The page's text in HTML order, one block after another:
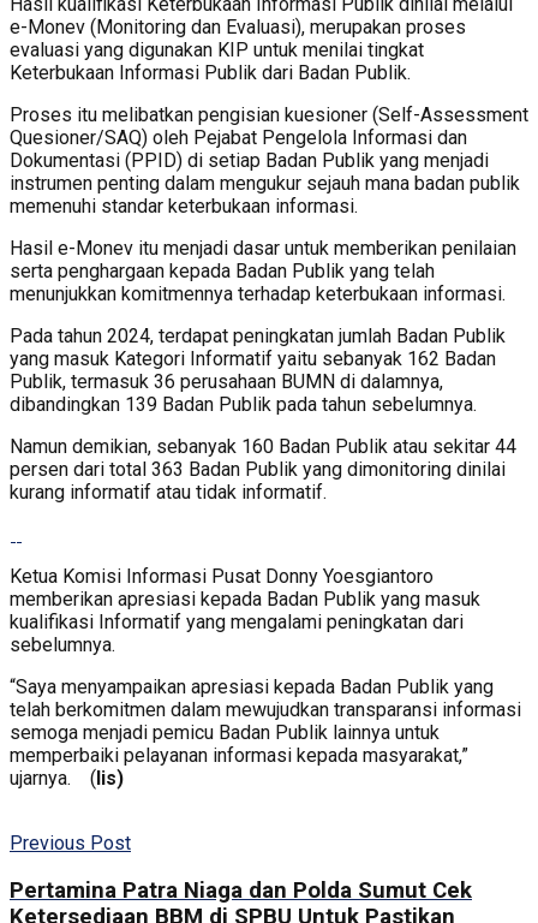
e-Monev (Monitoring dan Evaluasi), merupakan proses
evaluasi yang digunakan KIP untuk menilai tingkat
Keterbukaan Informasi Publik dari Badan Publik.
Proses itu melibatkan pengisian kuesioner (Self-Assessment
Quesioner/SAQ) oleh Pejabat Pengelola Informasi dan
Dokumentasi (PPID) di setiap Badan Publik yang menjadi
instrumen penting dalam mengukur sejauh mana badan publik
memenuhi standar keterbukaan informasi.
Hasil e-Monev itu menjadi dasar untuk memberikan penilaian
serta penghargaan kepada Badan Publik yang telah
menunjukkan komitmennya terhadap keterbukaan informasi.
Pada tahun 2024, terdapat peningkatan jumlah Badan Publik
yang masuk Kategori Informatif yaitu sebanyak 162 Badan
Publik, termasuk 36 perusahaan BUMN di dalamnya,
dibandingkan 139 Badan Publik pada tahun sebelumnya.
Namun demikian, sebanyak 160 Badan Publik atau sekitar 44
persen dari total 363 Badan Publik yang dimonitoring dinilai
kurang informatif atau tidak informatif.
Ketua Komisi Informasi Pusat Donny Yoesgiantoro
memberikan apresiasi kepada Badan Publik yang masuk
kualifikasi Informatif yang mengalami peningkatan dari
sebelumnya.
“Saya menyampaikan apresiasi kepada Badan Publik yang
telah berkomitmen dalam mewujudkan transparansi informasi
semoga menjadi pemicu Badan Publik lainnya untuk
memperbaiki pelayanan informasi kepada masyarakat,”
ujarnya. ( lis)
Previous Post
Pertamina Patra Niaga dan Polda Sumut Cek
Ketersediaan BBM di SPBU Untuk Pastikan